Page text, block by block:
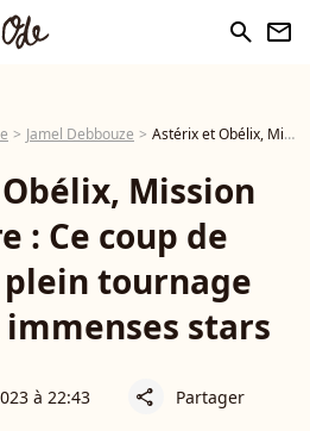
search newsletter
Jamel Debbouze Astérix et Obélix, Mission Cléopâtre : Ce coup de foudre en plein tournage entre deux immenses stars
Mission
: Ce coup de
tournage
stars
à 22:43 share Partager